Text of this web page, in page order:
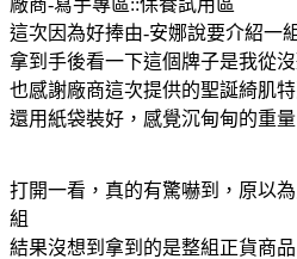
這次因為好捧由-安娜說要介紹一
拿到手後看一下這個牌子是我從
也感謝廠商這次提供的聖誕綺肌
還用紙袋裝好，感覺沉甸甸的重量
打開一看，真的有驚嚇到，原以
組
結果沒想到拿到的是整組正貨商